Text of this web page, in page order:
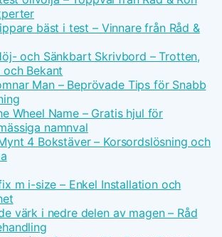
bäst i test – Vinnare från Råd &
och Sänkbart Skrivbord – Trotten,
och Bekant
Man – Beprövade Tips för Snabb
Wheel Name – Gratis hjul för
namnval
4 Bokstäver – Korsordslösning och
m i-size – Enkel Installation och
värk i nedre delen av magen – Råd